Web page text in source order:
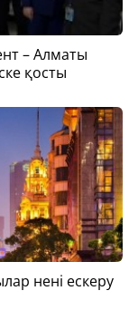
– Алматы
қосты
нені ескеру